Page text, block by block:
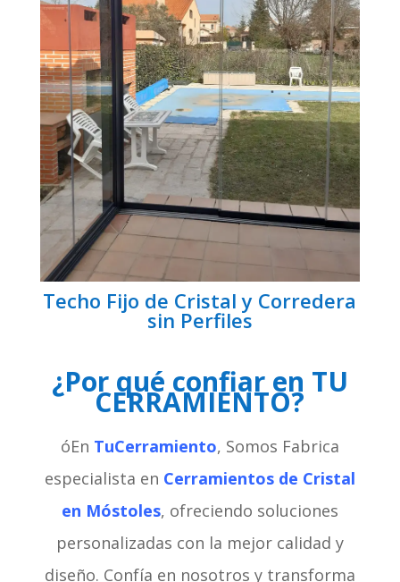
Techo Fijo de Cristal y Corredera
sin Perfiles
¿Por qué confiar en TU
CERRAMIENTO?
óEn TuCerramiento, Somos Fabrica
especialista en Cerramientos de Cristal
en Móstoles, ofreciendo soluciones
personalizadas con la mejor calidad y
diseño. Confía en nosotros y transforma